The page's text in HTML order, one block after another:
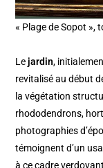
« Plage de Sopot »,
Lejardin,
revitalisé au début
la végétation
rhododendrons,
photographies
témoignent d’un
à ce cadre